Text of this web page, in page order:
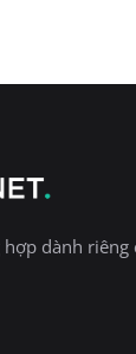
dành riêng